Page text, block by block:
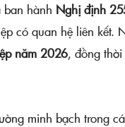
ban hành Nghị định
có quan hệ liên kết.
năm 2026, đồng
minh bạch trong